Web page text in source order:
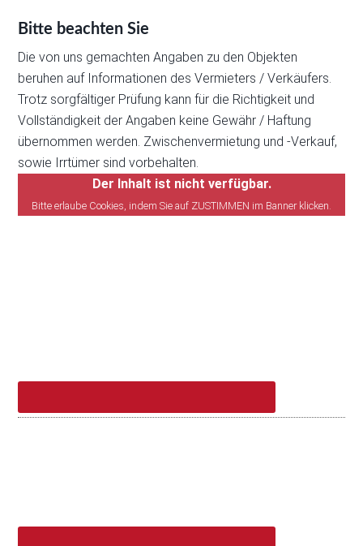
Bitte beachten Sie
Die von uns gemachten Angaben zu den Objekten
beruhen auf Informationen des Vermieters / Verkäufers.
Trotz sorgfältiger Prüfung kann für die Richtigkeit und
Vollständigkeit der Angaben keine Gewähr / Haftung
übernommen werden. Zwischenvermietung und -Verkauf,
sowie Irrtümer sind vorbehalten.
Der Inhalt ist nicht verfügbar.
Bitte erlaube Cookies, indem Sie auf ZUSTIMMEN im Banner klicken.